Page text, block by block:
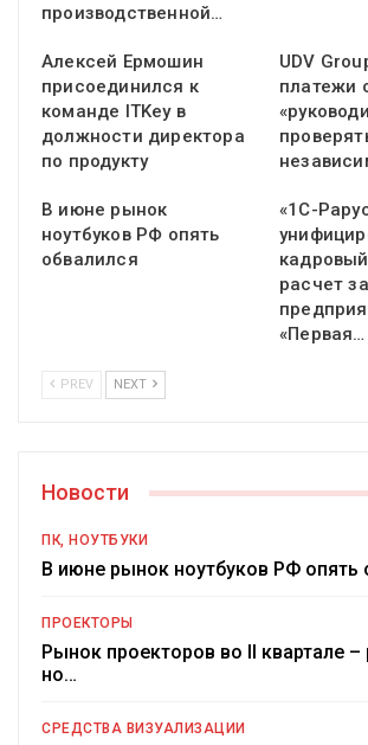
производственной…
Алексей Ермошин
присоединился к
команде ITKey в
должности директора
по продукту
UDV
платежи
В июне рынок
ноутбуков РФ опять
обвалился
«1С-
расчет
«Первая…
PREV NEXT
Новости
ПК, НОУТБУКИ
В июне рынок ноутбуков РФ опять
ПРОЕКТОРЫ
Рынок проекторов во II квартале –
но…
СРЕДСТВА ВИЗУАЛИЗАЦИИ